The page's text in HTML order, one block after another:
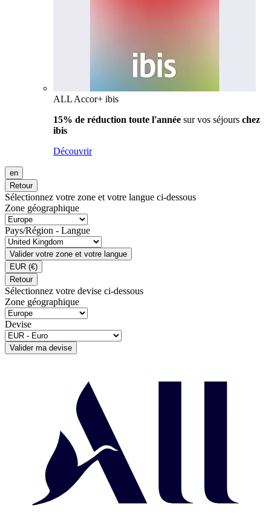
ALL Accor+ ibis
15% de réduction toute l'année sur vos séjours chez
ibis
Découvrir
en
Retour
Sélectionnez votre zone et votre langue ci-dessous
Zone géographique
Pays/Région - Langue
Valider votre zone et votre langue
EUR (€)
Retour
Sélectionnez votre devise ci-dessous
Zone géographique
Devise
Valider ma devise